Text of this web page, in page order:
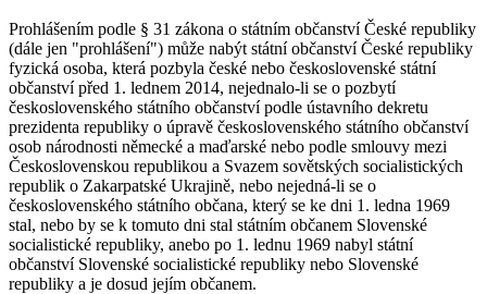
Prohlášením podle § 31 zákona o státním občanství České republiky
(dále jen "prohlášení") může nabýt státní občanství České republiky
fyzická osoba, která pozbyla české nebo československé státní
občanství před 1. lednem 2014, nejednalo-li se o pozbytí
československého státního občanství podle ústavního dekretu
prezidenta republiky o úpravě československého státního občanství
osob národnosti německé a maďarské nebo podle smlouvy mezi
Československou republikou a Svazem sovětských socialistických
republik o Zakarpatské Ukrajině, nebo nejedná-li se o
československého státního občana, který se ke dni 1. ledna 1969
stal, nebo by se k tomuto dni stal státním občanem Slovenské
socialistické republiky, anebo po 1. lednu 1969 nabyl státní
občanství Slovenské socialistické republiky nebo Slovenské
republiky a je dosud jejím občanem.